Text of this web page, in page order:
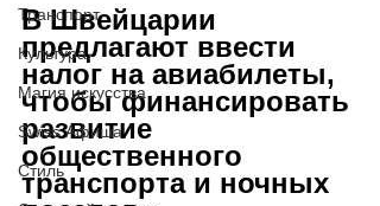
Транспорт
Культура
Магия искусства
Swiss Афиша
Стиль
В Швейцарии
предлагают ввести
налог на авиабилеты,
чтобы финансировать
развитие
общественного
транспорта и ночных